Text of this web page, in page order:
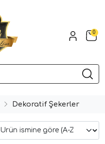
0
Dekoratif Şekerler